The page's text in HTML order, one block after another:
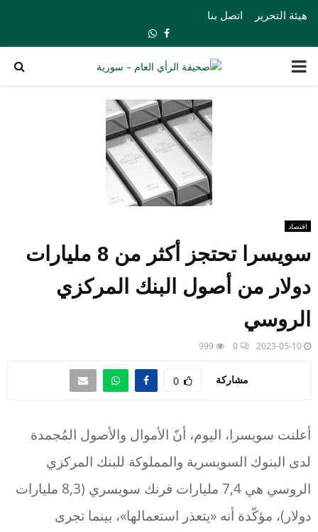
هيئة التحرير اتصل بنا
Facebook
Whatsapp
PRIMARY
اقتصاد
سويسرا تحتجز أكثر من 8 مليارات
دولار من أصول البنك المركزي
الروسي
2023-05-10
0
999
مشاركة 0
أعلنت سويسرا، اليوم، أنّ الأموال والأصول المُجمدة
لدى البنوك السويسرية والمملوكة للبنك المركزي
الروسي هي 7,4 مليارات فرنك سويسري (8,3 مليارات
دولار)، مؤكّدة أنه «يتعذر استعمالها»، بينما تجرى